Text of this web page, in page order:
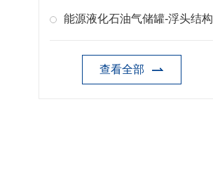
能源液化石油气储罐-浮头结构
查看全部